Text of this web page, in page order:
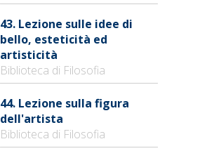
43. Lezione sulle idee di
bello, esteticità ed
artisticità
Biblioteca di Filosofia
44. Lezione sulla figura
dell'artista
Biblioteca di Filosofia